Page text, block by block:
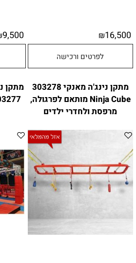
₪16,500
לפרטים ורכישה
9,500
מתקן נינג'ה מאנקי 303278
Ninja Cube מותאם לפרגולה,
מרפסת ולחדרי ילדים